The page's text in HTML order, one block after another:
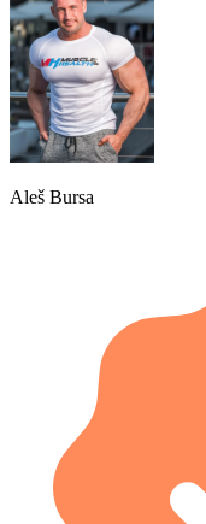
Aleš Bursa